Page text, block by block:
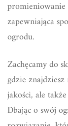
promieniowanie
zapewniająca
ogrodu.
Zachęcamy do
gdzie
jakości, ale
Dbając o swój